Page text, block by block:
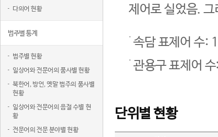
다의어 현황
범주별 통계
범주별 현황
일상어와 전문어의 품사별 현황
북한어, 방언, 옛말 범주의 품사별
현황
일상어와 전문어의 음절 수별 현
황
전문어의 전문 분야별 현황
제어로 실었음.
속담 표제어 수:
관용구 표제어
단위별 현황